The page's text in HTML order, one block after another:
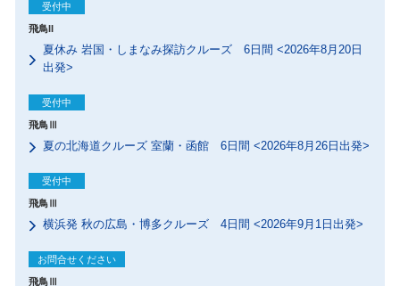
飛鳥II
受付中
夏休み 岩国・しまなみ探訪クルーズ 6日間 <2026年8月20日
出発>
飛鳥Ⅲ
受付中
夏の北海道クルーズ 室蘭・函館 6日間 <2026年8月26日出発>
飛鳥Ⅲ
受付中
横浜発 秋の広島・博多クルーズ 4日間 <2026年9月1日出発>
飛鳥Ⅲ
お問合せください